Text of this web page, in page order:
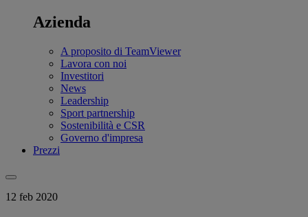
Azienda
A proposito di TeamViewer
Lavora con noi
Investitori
News
Leadership
Sport partnership
Sostenibilità e CSR
Governo d'impresa
Prezzi
12 feb 2020